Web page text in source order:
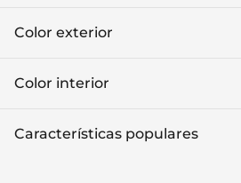
Color exterior
Color interior
Características populares